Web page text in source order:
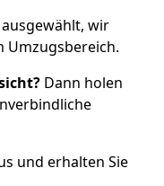
wir
Umzugsbereich.
Dann holen
und erhalten Sie